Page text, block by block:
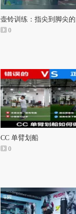
0
CC 单臂划船
0